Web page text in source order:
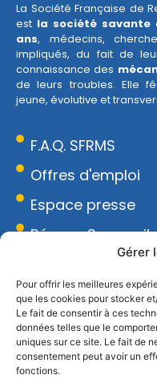
Gérer
Pour offrir les meilleures
que les cookies pour stocker
Le fait de consentir à ces
données telles que le
uniques sur ce site. Le fait de
consentement peut avoir un
fonctions.
La Société Française de
est la société savante
ans, médecins,
impliqués, du fait de
connaissance des
de leurs troubles. Elle
jeune, évolutive et
F.A.Q. SFRMS
Offres d'emploi
Espace presse
Réseau Sommeil
18 rue Armand
01 43 20 67 96
contact@sfrms.org